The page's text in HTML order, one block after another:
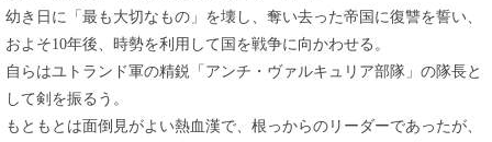
幼き日に「最も大切なもの」を壊し、奪い去った帝国に復讐を誓い、
およそ10年後、時勢を利用して国を戦争に向かわせる。
自らはユトランド軍の精鋭「アンチ・ヴァルキュリア部隊」の隊長と
して剣を振るう。
もともとは面倒見がよい熱血漢で、根っからのリーダーであったが、